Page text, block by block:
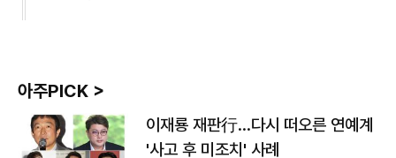
아주PICK >
이재룡 재판行…다시 떠오른 연예계
'사고 후 미조치' 사례